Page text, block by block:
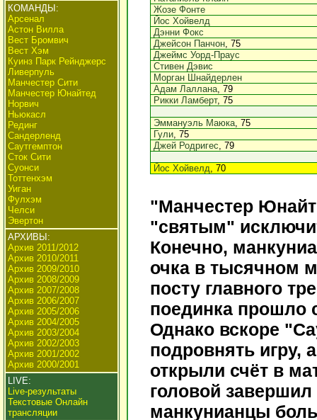
КОМАНДЫ:
Арсенал
Астон Вилла
Вест Бромвич
Вест Хэм
Куинз Парк Рейнджерс
Ливерпуль
Манчестер Сити
Манчестер Юнайтед
Норвич
Ньюкасл
Рединг
Сандерленд
Саутгемптон
Сток Сити
Суонси
Тоттенхэм
Уиган
Фулхэм
Челси
Эвертон
АРХИВЫ:
Архив 2011/2012
Архив 2010/2011
Архив 2009/2010
Архив 2008/2009
Архив 2007/2008
Архив 2006/2007
Архив 2005/2006
Архив 2004/2005
Архив 2003/2004
Архив 2002/2003
Архив 2001/2002
Архив 2000/2001
LIVE:
Live-результаты
Текстовые Онлайн
трансляции
Жозе Фонте
Йос Хойвелд
Дэнни Фокс
Джейсон Панчон, 75
Джеймс Уорд-Праус
Стивен Дэвис
Морган Шнайдерлен
Адам Лаллана, 79
Рикки Ламберт, 75
Эммануэль Маюка, 75
Гули, 75
Джей Родригес, 79
Йос Хойвелд, 70
"Манчестер
"святым"
Конечно,
очка в тысячном
посту главного
поединка
Однако вскоре
подровнять игру,
открыли счёт в
головой
манкунианцы